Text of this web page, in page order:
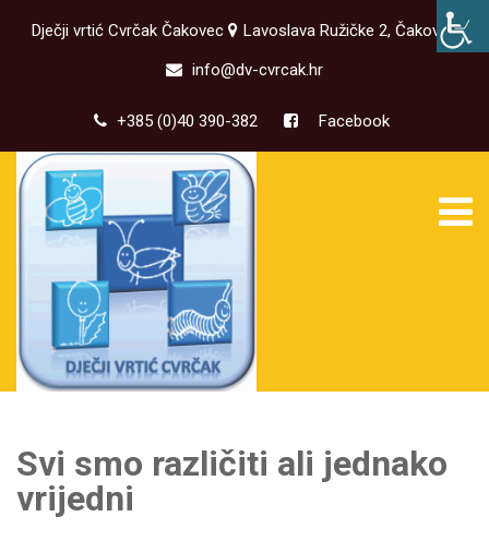
Dječji vrtić Cvrčak Čakovec
Lavoslava Ružičke 2, Čakovec
info@dv-cvrcak.hr
+385 (0)40 390-382 Facebook
Svi smo različiti ali jednako
vrijedni